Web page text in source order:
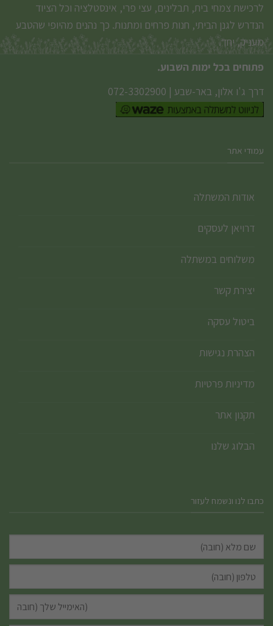
לרכישת צמחי בית, תבלינים, עצי פרי, אינסטלציה וכל הציוד
הנדרש לגנן הביתי, חנות פרחים ומתנות. כך נהנים מהיופי שהטבע
מעניק, יחד.
פתוחים בכל ימות השבוע.
דרך ג'ו אלון, באר-שבע |
072-3302900
עמודי אתר
אודות המשתלה
דרויאן לעסקים
משלוחים במשתלה
יצירת קשר
ביטול עסקה
הצהרת נגישות
מדיניות פרטיות
תקנון אתר
הבלוג שלנו
כתבו לנו ונשמח לעזור